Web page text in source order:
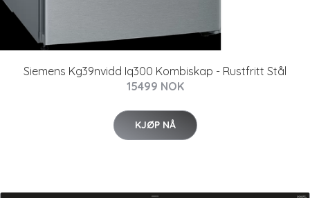
Siemens Kg39nvidd Iq300 Kombiskap - Rustfritt Stål
15499 NOK
KJØP NÅ